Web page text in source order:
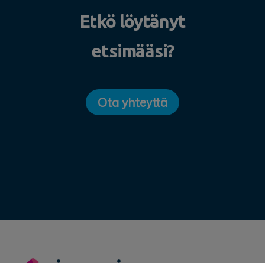
Etkö löytänyt
etsimääsi?
Ota yhteyttä